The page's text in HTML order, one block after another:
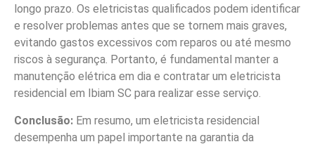
longo prazo. Os eletricistas qualificados podem identificar
e resolver problemas antes que se tornem mais graves,
evitando gastos excessivos com reparos ou até mesmo
riscos à segurança. Portanto, é fundamental manter a
manutenção elétrica em dia e contratar um eletricista
residencial em Ibiam SC para realizar esse serviço.
Conclusão: Em resumo, um eletricista residencial
desempenha um papel importante na garantia da